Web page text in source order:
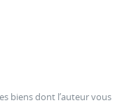
biens dont l’auteur vous